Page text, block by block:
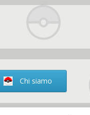
Chi siamo